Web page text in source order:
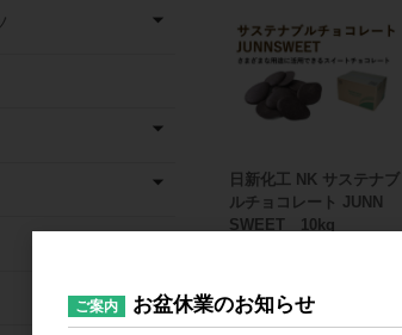
日新化工 NK サステナブ
ルチョコレート JUNN
SWEET 10kg
ご案内 お盆休業のお知らせ